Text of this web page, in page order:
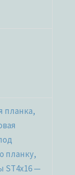
планка,
планку,
ST4x16 —